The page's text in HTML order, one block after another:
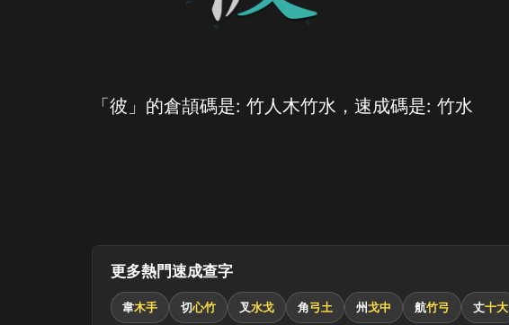
「彼」的倉頡碼是: 竹人木竹水，速成碼是: 竹水
更多熱門速成查字
韋木手 切心竹 叉水戈 角弓土 州戈中 航竹弓 丈十大